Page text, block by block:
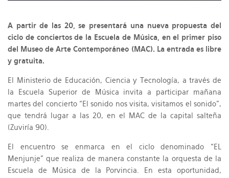
A partir de las 20, se presentará una nueva propuesta del
ciclo de conciertos de la Escuela de Música, en el primer piso
del Museo de Arte Contemporáneo (MAC). La entrada es libre
y gratuita.
El Ministerio de Educación, Ciencia y Tecnología, a través de
la Escuela Superior de Música invita a participar mañana
martes del concierto “El sonido nos visita, visitamos el sonido”,
que tendrá lugar a las 20, en el MAC de la capital salteña
(Zuviría 90).
El encuentro se enmarca en el ciclo denominado “EL
Menjunje” que realiza de manera constante la orquesta de la
Escuela de Música de la Porvincia. En esta oportunidad,